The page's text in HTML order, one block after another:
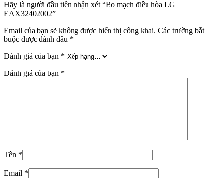
Hãy là người đầu tiên nhận xét “Bo mạch điều hòa LG
EAX32402002”
Email của bạn sẽ không được hiển thị công khai. Các trường bắt
buộc được đánh dấu *
Đánh giá của bạn *
Đánh giá của bạn *
Tên *
Email *